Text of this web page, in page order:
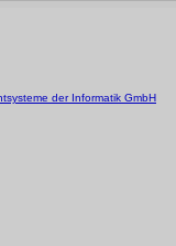
der Informatik GmbH